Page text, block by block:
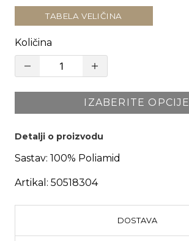
TABELA VELIČINA
Količina
IZABERITE OPCIJE
Detalji o proizvodu
Sastav: 100% Poliamid
Artikal: 50518304
DOSTAVA